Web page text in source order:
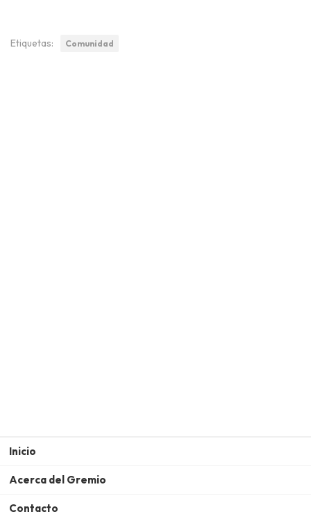
Etiquetas: Comunidad
Inicio
Acerca del Gremio
Contacto